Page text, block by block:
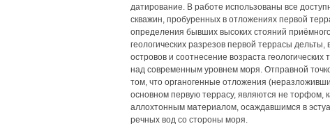
датирование. В работе использованы все
скважин, пробуренных в отложениях первой
определения бывших высоких стояний
геологических разрезов первой террасы
островов и соотнесение возраста
над современным уровнем моря. Отправной
том, что органогенные отложения
основном первую террасу, являются не торфом,
аллохтонным материалом, осаждавшимся в
речных вод со стороны моря.